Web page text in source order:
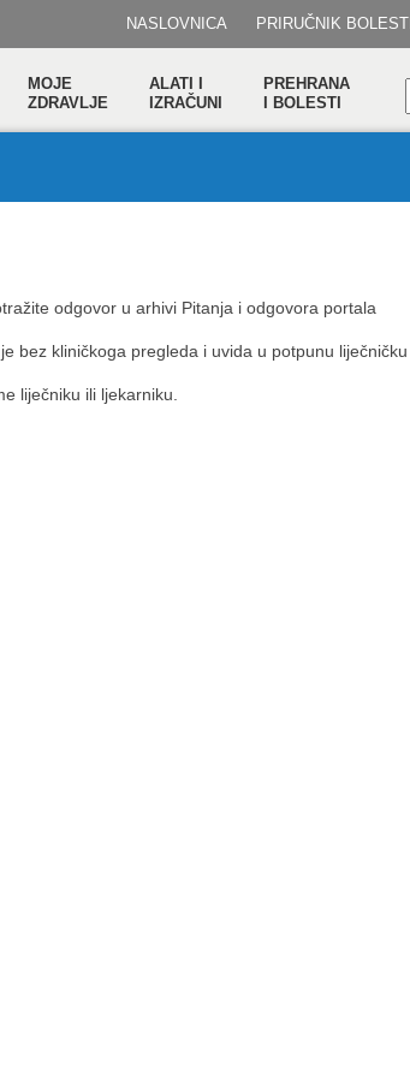
NASLOVNICA PRIRUČNIK BOLESTI
MOJE
ZDRAVLJE
ALATI I
IZRAČUNI
PREHRANA
I BOLESTI
odgovor u arhivi Pitanja i odgovora portala
bez kliničkoga pregleda i uvida u potpunu liječničku
liječniku ili ljekarniku.